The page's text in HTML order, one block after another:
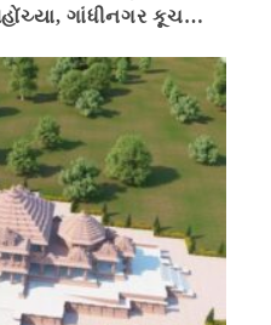
ગાંધીનગર કૂચ